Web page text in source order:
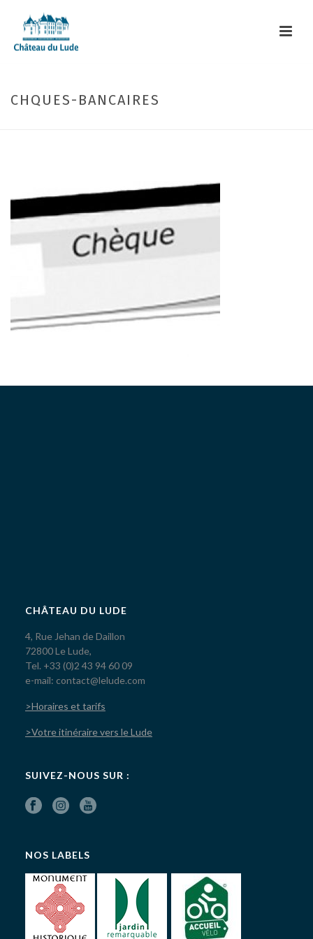
CHQUES-BANCAIRES
CHÂTEAU DU LUDE
4, Rue Jehan de Daillon
72800 Le Lude,
Tel. +33 (0)2 43 94 60 09
e-mail: contact@lelude.com
>Horaires et tarifs
>Votre itinéraire vers le Lude
SUIVEZ-NOUS SUR :
NOS LABELS